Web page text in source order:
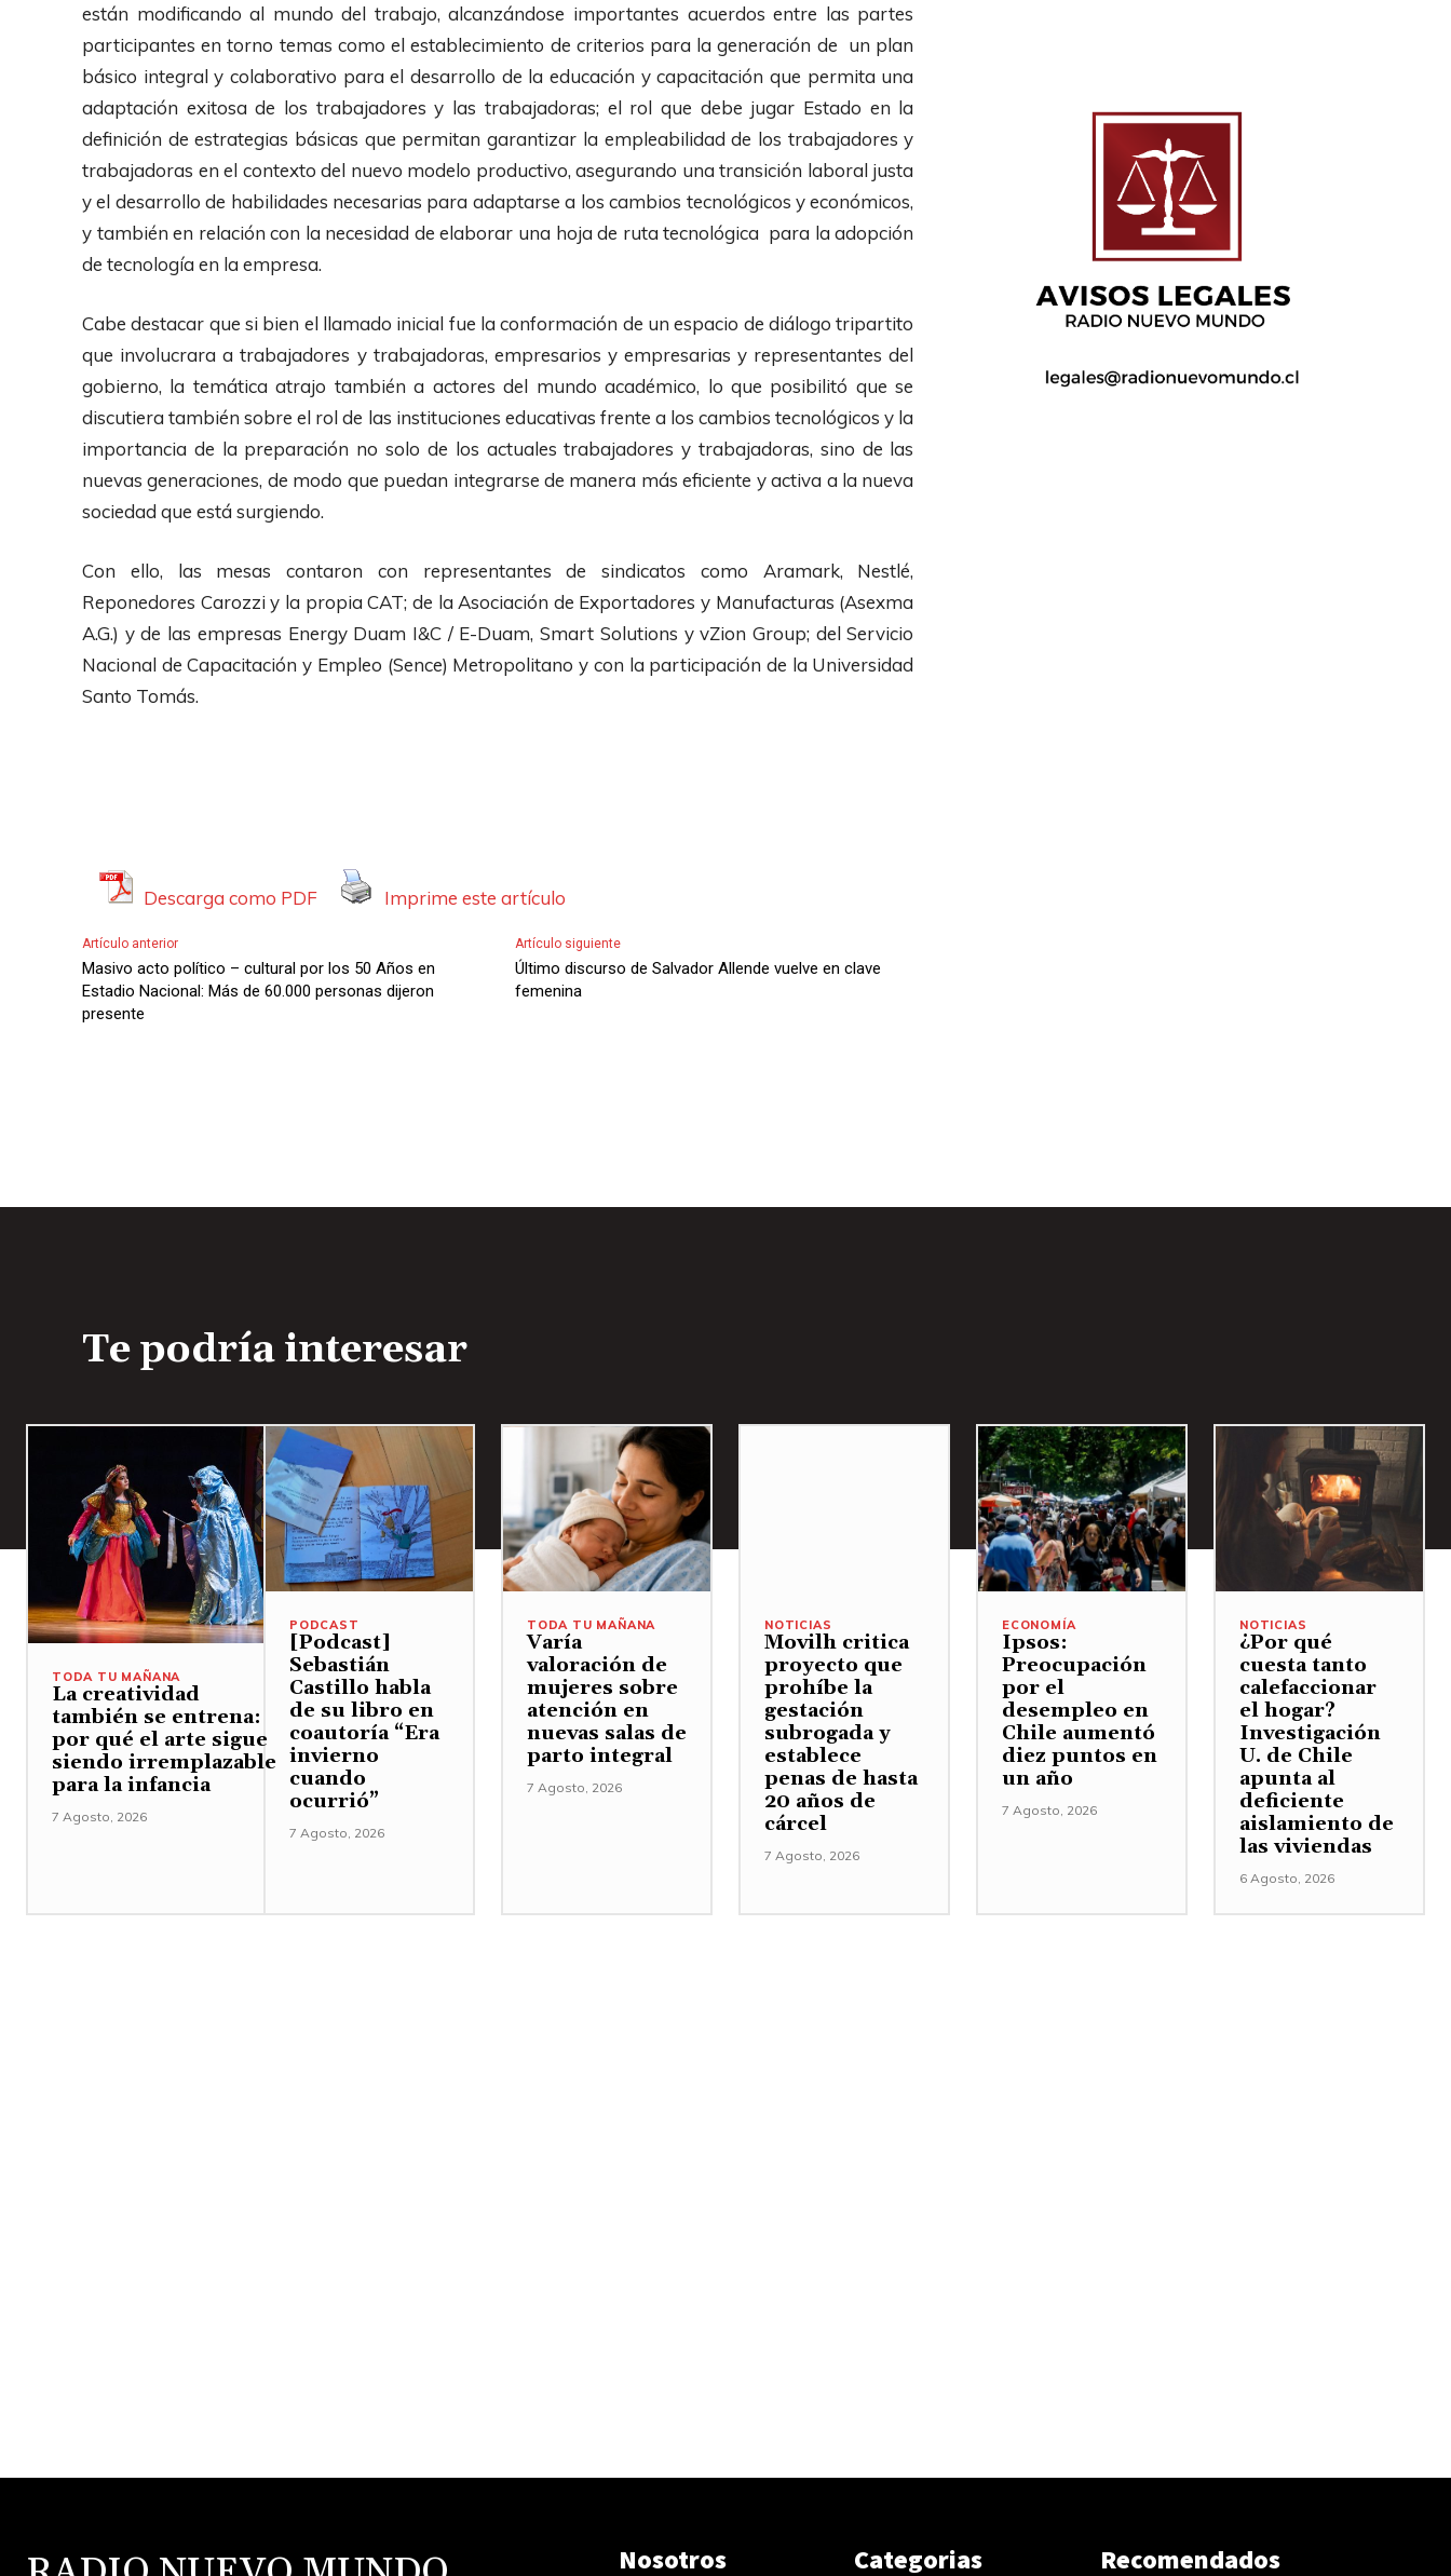
están modificando al mundo del trabajo, alcanzándose importantes acuerdos entre las partes
participantes en torno temas como el establecimiento de criterios para la generación de un plan
básico integral y colaborativo para el desarrollo de la educación y capacitación que permita una
adaptación exitosa de los trabajadores y las trabajadoras; el rol que debe jugar Estado en la
definición de estrategias básicas que permitan garantizar la empleabilidad de los trabajadores y
trabajadoras en el contexto del nuevo modelo productivo, asegurando una transición laboral justa
y el desarrollo de habilidades necesarias para adaptarse a los cambios tecnológicos y económicos,
y también en relación con la necesidad de elaborar una hoja de ruta tecnológica para la adopción
de tecnología en la empresa.
Cabe destacar que si bien el llamado inicial fue la conformación de un espacio de diálogo tripartito
que involucrara a trabajadores y trabajadoras, empresarios y empresarias y representantes del
gobierno, la temática atrajo también a actores del mundo académico, lo que posibilitó que se
discutiera también sobre el rol de las instituciones educativas frente a los cambios tecnológicos y la
importancia de la preparación no solo de los actuales trabajadores y trabajadoras, sino de las
nuevas generaciones, de modo que puedan integrarse de manera más eficiente y activa a la nueva
sociedad que está surgiendo.
Con ello, las mesas contaron con representantes de sindicatos como Aramark, Nestlé,
Reponedores Carozzi y la propia CAT; de la Asociación de Exportadores y Manufacturas (Asexma
A.G.) y de las empresas Energy Duam I&C / E-Duam, Smart Solutions y vZion Group; del Servicio
Nacional de Capacitación y Empleo (Sence) Metropolitano y con la participación de la Universidad
Santo Tomás.
Descarga como PDF Imprime este artículo
Artículo anterior
Masivo acto político – cultural por los 50 Años en
Estadio Nacional: Más de 60.000 personas dijeron
presente
Artículo siguiente
Último discurso de Salvador Allende vuelve en clave
femenina
Te podría interesar
TODA TU MAÑANA
La creatividad
también se entrena:
por qué el arte sigue
siendo irremplazable
para la infancia
7 Agosto, 2026
PODCAST
[Podcast]
Sebastián
Castillo habla
de su libro en
coautoría “Era
invierno
cuando
ocurrió”
7 Agosto, 2026
TODA TU MAÑANA
Varía
valoración de
mujeres sobre
atención en
nuevas salas de
parto integral
7 Agosto, 2026
NOTICIAS
Movilh critica
proyecto que
prohíbe la
gestación
subrogada y
establece
penas de hasta
20 años de
cárcel
7 Agosto, 2026
ECONOMÍA
Ipsos:
Preocupación
por el
desempleo en
Chile aumentó
diez puntos en
un año
7 Agosto, 2026
NOTICIAS
¿Por qué
cuesta tanto
calefaccionar
el hogar?
Investigación
U. de Chile
apunta al
deficiente
aislamiento de
las viviendas
6 Agosto, 2026
Nosotros Categorias Recomendados